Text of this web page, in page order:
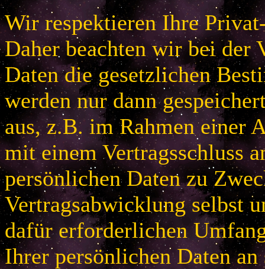
Wir respektieren Ihre
Daher beachten wir bei der
Daten die gesetzlichen
werden nur dann
aus, z.B. im Rahmen einer
mit einem Vertragsschluss
persönlichen Daten zu
Vertragsabwicklung selbst
dafür erforderlichen
Ihrer persönlichen Daten